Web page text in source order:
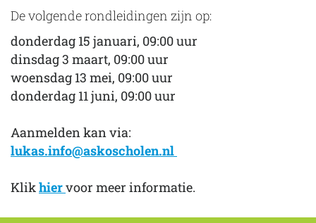
De volgende rondleidingen zijn op:
donderdag 15 januari, 09:00 uur
dinsdag 3 maart, 09:00 uur
woensdag 13 mei, 09:00 uur
donderdag 11 juni, 09:00 uur
Aanmelden kan via:
lukas.info@askoscholen.nl
Klikhiervoor meer informatie.